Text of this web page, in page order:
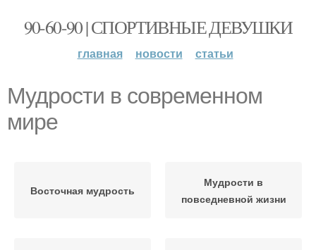
90-60-90 | СПОРТИВНЫЕ ДЕВУШКИ
главная новости статьи
Мудрости в современном
мире
Восточная мудрость
Мудрости в
повседневной жизни